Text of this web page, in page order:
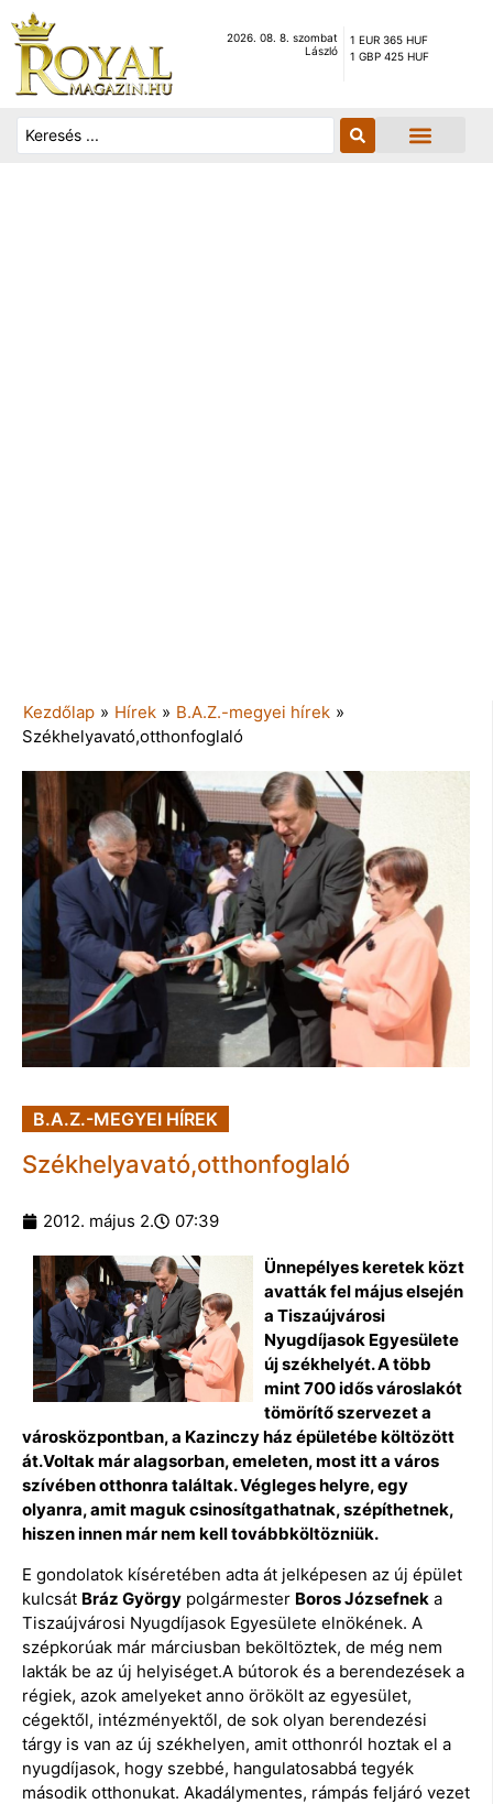
2026. 08. 8. szombat
László
1 EUR 365 HUF
1 GBP 425 HUF
Kezdőlap » Hírek » B.A.Z.-megyei hírek »
Székhelyavató,otthonfoglaló
B.A.Z.-MEGYEI HÍREK
Székhelyavató,otthonfoglaló
2012. május 2. 07:39
Ünnepélyes keretek közt
avatták fel május elsején
a Tiszaújvárosi
Nyugdíjasok Egyesülete
új székhelyét. A több
mint 700 idős városlakót
tömörítő szervezet a
városközpontban, a Kazinczy ház épületébe költözött
át.Voltak már alagsorban, emeleten, most itt a város
szívében otthonra találtak. Végleges helyre, egy
olyanra, amit maguk csinosítgathatnak, szépíthetnek,
hiszen innen már nem kell továbbköltözniük.
E gondolatok kíséretében adta át jelképesen az új épület
kulcsát Bráz György polgármester Boros Józsefnek a
Tiszaújvárosi Nyugdíjasok Egyesülete elnökének. A
szépkorúak már márciusban beköltöztek, de még nem
lakták be az új helyiséget.A bútorok és a berendezések a
régiek, azok amelyeket anno örökölt az egyesület,
cégektől, intézményektől, de sok olyan berendezési
tárgy is van az új székhelyen, amit otthonról hoztak el a
nyugdíjasok, hogy szebbé, hangulatosabbá tegyék
második otthonukat. Akadálymentes, rámpás feljáró vezet